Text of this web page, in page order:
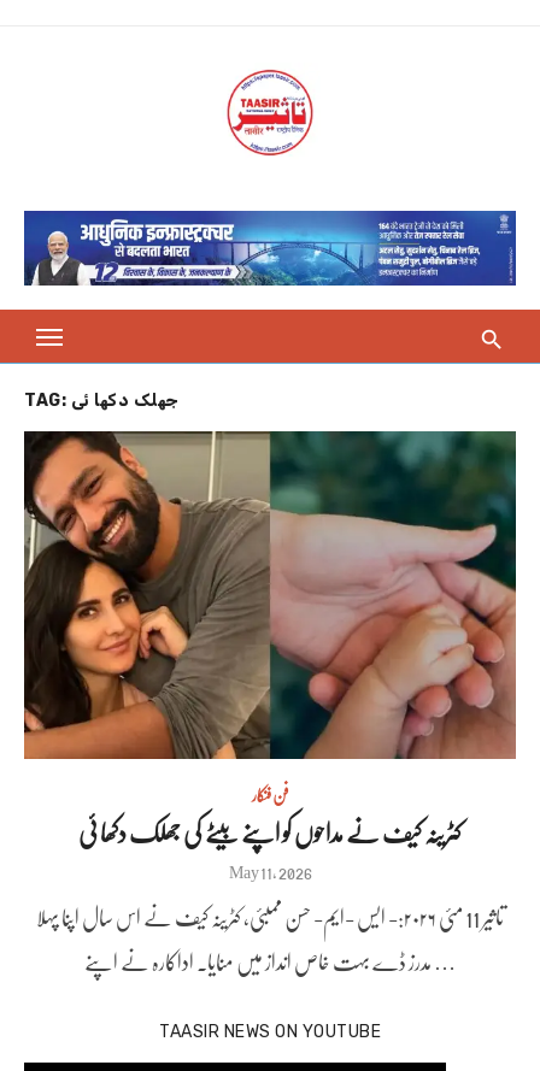
TAG: جھلک دکھا ئی
فن فنکار
کٹرینہ کیف نے مداحوں کو اپنے بیٹے کی جھلک دکھا ئی
Posted
on
May 11, 2026
تاثیر 11 مئی ۲۰۲۶:- ایس -ایم- حسن ممبئی، کٹرینہ کیف نے اس سال اپنا پہلا
مدرز ڈے بہت خاص انداز میں منایا۔ اداکارہ نے اپنے …
TAASIR NEWS ON YOUTUBE